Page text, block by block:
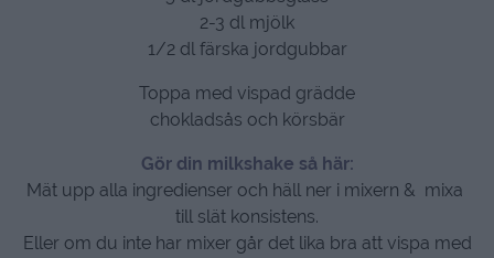
2-3 dl mjölk
1/2 dl färska jordgubbar
Toppa med vispad grädde
chokladsås och körsbär
Gör din milkshake så här:
Mät upp alla ingredienser och häll ner i mixern & mixa
till slät konsistens.
Eller om du inte har mixer går det lika bra att vispa med